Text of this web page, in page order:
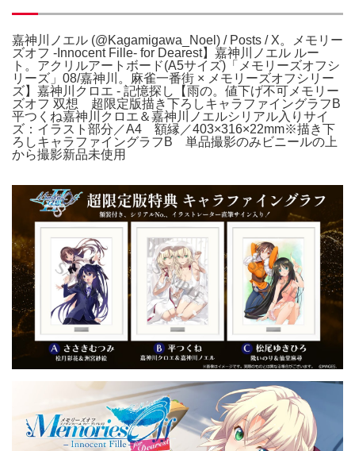
嘉神川ノエル (@Kagamigawa_Noel) / Posts / X。メモリー
ズオフ -Innocent Fille- for Dearest】嘉神川ノエル ルー
ト。アクリルアートボード(A5サイズ)「メモリーズオフシ
リーズ」08/嘉神川。麻雀一番街 × メモリーズオフシリー
ズ】嘉神川クロエ - 記憶探し【雨の。値下げ不可メモリー
ズオフ 双想 超限定版描き下ろしキャラファイングラフB
平つくね嘉神川クロエ＆嘉神川ノエルシリアル入りサイ
ズ：イラスト部分／A4 額縁／403×316×22mm※描き下
ろしキャラファイングラフB 単品撮影のみビニールの上
から撮影新品未使用